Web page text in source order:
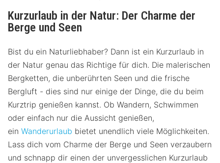
Kurzurlaub in der Natur: Der Charme der
Berge und Seen
Bist du ein Naturliebhaber? Dann ist ein Kurzurlaub in
der Natur genau das Richtige für dich. Die malerischen
Bergketten, die unberührten Seen und die frische
Bergluft - dies sind nur einige der Dinge, die du beim
Kurztrip genießen kannst. Ob Wandern, Schwimmen
oder einfach nur die Aussicht genießen,
ein Wanderurlaub bietet unendlich viele Möglichkeiten.
Lass dich vom Charme der Berge und Seen verzaubern
und schnapp dir einen der unvergesslichen Kurzurlaub